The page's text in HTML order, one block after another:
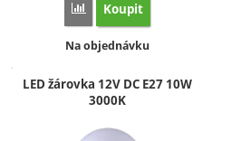
Přidat 'LED žárovka 12V DC
Koupit
Dostupnost:
Na objednávku
LED žárovka 12V DC E27 10W
3000K